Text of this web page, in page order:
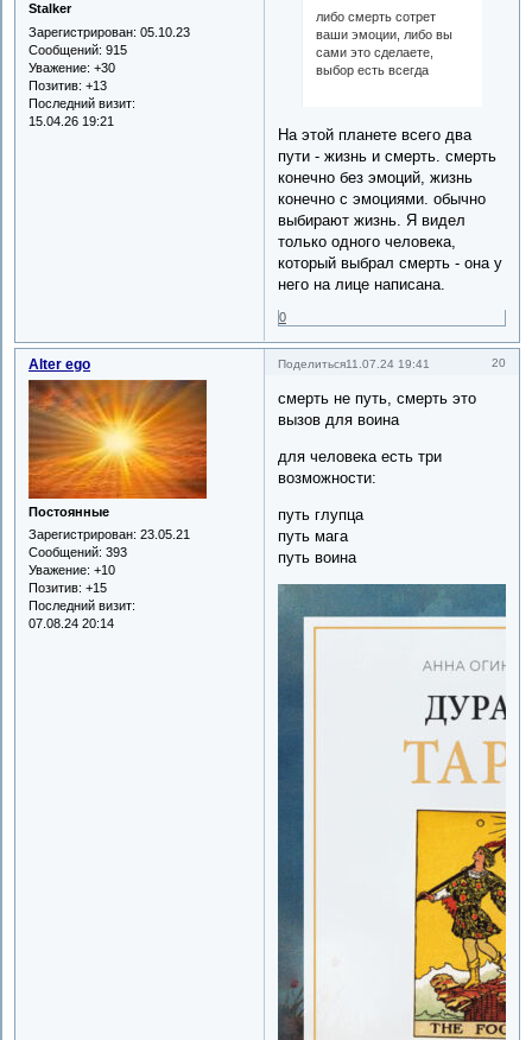
Stalker
Зарегистрирован: 05.10.23
Сообщений: 915
Уважение: +30
Позитив: +13
Последний визит:
15.04.26 19:21
либо смерть сотрет
ваши эмоции, либо вы
сами это сделаете,
выбор есть всегда
На этой планете всего два
пути - жизнь и смерть. смерть
конечно без эмоций, жизнь
конечно с эмоциями. обычно
выбирают жизнь. Я видел
только одного человека,
который выбрал смерть - она у
него на лице написана.
0
Поделиться 20
11.07.24 19:41
Alter ego
Постоянные
Зарегистрирован: 23.05.21
Сообщений: 393
Уважение: +10
Позитив: +15
Последний визит:
07.08.24 20:14
смерть не путь, смерть это
вызов для воина
для человека есть три
возможности:
путь глупца
путь мага
путь воина